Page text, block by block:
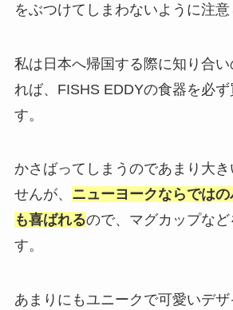
をぶつけてしまわないように注意
私は日本へ帰国する際に知り合
れば、FISHS EDDYの食器を必ず
す。
かさばってしまうのであまり大き
せんが、 ニューヨークならでは
も喜ばれるので、マグカップなど
す。
あまりにもユニークで可愛いデ